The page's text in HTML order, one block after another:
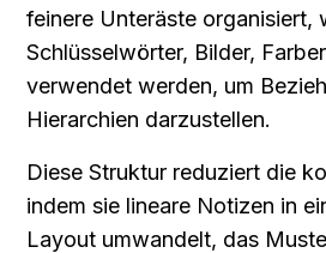
feinere Unteräste organisiert,
Schlüsselwörter, Bilder,
verwendet werden, um
Hierarchien darzustellen.
Diese Struktur reduziert die
indem sie lineare Notizen in
Layout umwandelt, das